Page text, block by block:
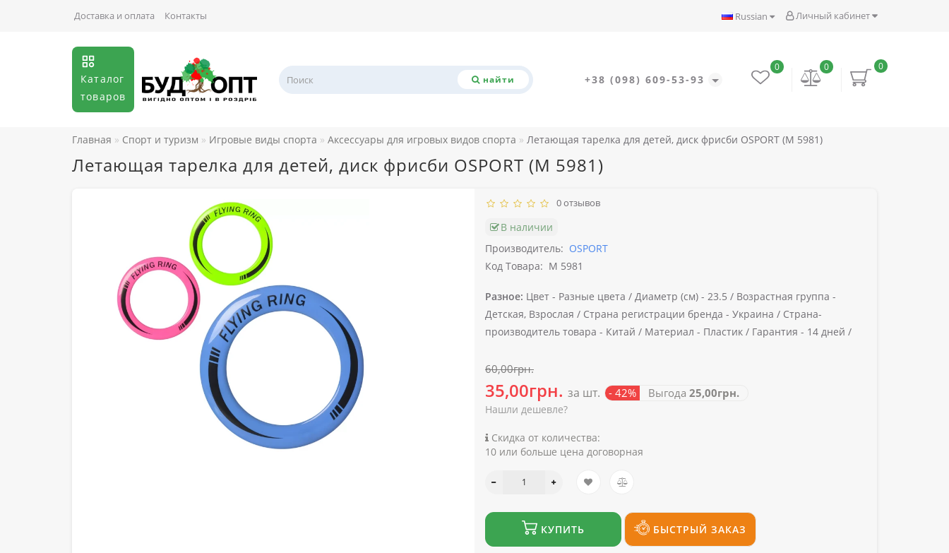
Личный кабинет
Russian
Доставка и оплата Контакты
Каталог
товаров
найти +38 (098) 609-53-93
0
0
0
Главная Спорт и туризм Игровые виды спорта Аксессуары для игровых видов спорта Летающая тарелка для детей, диск фрисби OSPORT (M 5981)
Летающая тарелка для детей, диск фрисби OSPORT (M 5981)
0 отзывов
В наличии
Производитель: OSPORT
Код Товара: M 5981
Разное: Цвет - Разные цвета / Диаметр (см) - 23.5 / Возрастная группа -
Детская, Взрослая / Страна регистрации бренда - Украина / Страна-
производитель товара - Китай / Материал - Пластик / Гарантия - 14 дней /
60,00грн.
35,00грн. за шт. - 42% Выгода 25,00грн.
Нашли дешевле?
Скидка от количества:
10 или больше цена договорная
КУПИТЬ БЫСТРЫЙ ЗАКАЗ